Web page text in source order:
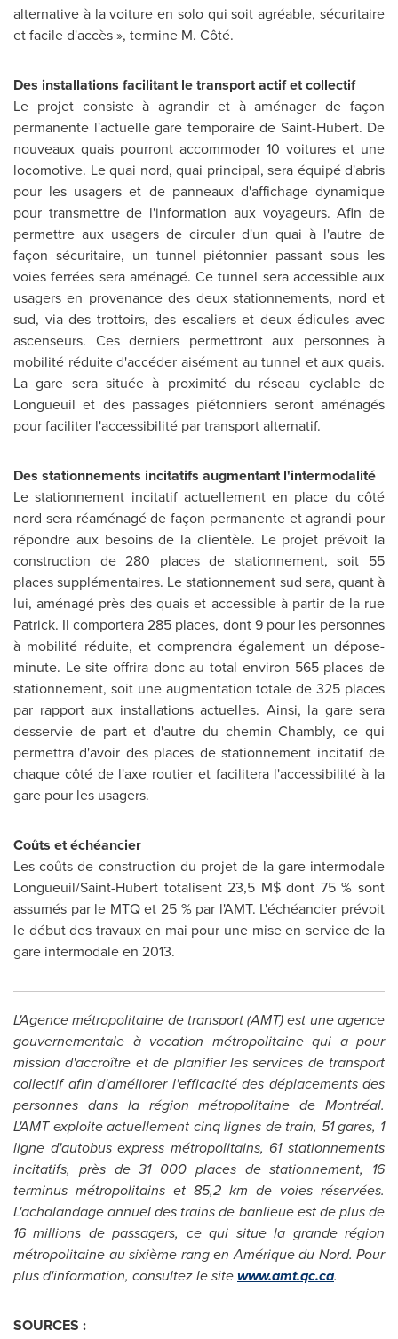
alternative à la voiture en solo qui soit agréable, sécuritaire
et facile d'accès », termine M. Côté.
Des installations facilitant le transport actif et collectif
Le projet consiste à agrandir et à aménager de façon
permanente l'actuelle gare temporaire de Saint-Hubert. De
nouveaux quais pourront accommoder 10 voitures et une
locomotive. Le quai nord, quai principal, sera équipé d'abris
pour les usagers et de panneaux d'affichage dynamique
pour transmettre de l'information aux voyageurs. Afin de
permettre aux usagers de circuler d'un quai à l'autre de
façon sécuritaire, un tunnel piétonnier passant sous les
voies ferrées sera aménagé. Ce tunnel sera accessible aux
usagers en provenance des deux stationnements, nord et
sud, via des trottoirs, des escaliers et deux édicules avec
ascenseurs. Ces derniers permettront aux personnes à
mobilité réduite d'accéder aisément au tunnel et aux quais.
La gare sera située à proximité du réseau cyclable de
Longueuil et des passages piétonniers seront aménagés
pour faciliter l'accessibilité par transport alternatif.
Des stationnements incitatifs augmentant l'intermodalité
Le stationnement incitatif actuellement en place du côté
nord sera réaménagé de façon permanente et agrandi pour
répondre aux besoins de la clientèle. Le projet prévoit la
construction de 280 places de stationnement, soit 55
places supplémentaires. Le stationnement sud sera, quant à
lui, aménagé près des quais et accessible à partir de la rue
Patrick. Il comportera 285 places, dont 9 pour les personnes
à mobilité réduite, et comprendra également un dépose-
minute. Le site offrira donc au total environ 565 places de
stationnement, soit une augmentation totale de 325 places
par rapport aux installations actuelles. Ainsi, la gare sera
desservie de part et d'autre du chemin Chambly, ce qui
permettra d'avoir des places de stationnement incitatif de
chaque côté de l'axe routier et facilitera l'accessibilité à la
gare pour les usagers.
Coûts et échéancier
Les coûts de construction du projet de la gare intermodale
Longueuil/Saint-Hubert totalisent 23,5 M$ dont 75 % sont
assumés par le MTQ et 25 % par l'AMT. L'échéancier prévoit
le début des travaux en mai pour une mise en service de la
gare intermodale en 2013.
L'Agence métropolitaine de transport (AMT) est une agence
gouvernementale à vocation métropolitaine qui a pour
mission d'accroître et de planifier les services de transport
collectif afin d'améliorer l'efficacité des déplacements des
personnes dans la région métropolitaine de Montréal.
L'AMT exploite actuellement cinq lignes de train, 51 gares, 1
ligne d'autobus express métropolitains, 61 stationnements
incitatifs, près de 31 000 places de stationnement, 16
terminus métropolitains et 85,2 km de voies réservées.
L'achalandage annuel des trains de banlieue est de plus de
16 millions de passagers, ce qui situe la grande région
métropolitaine au sixième rang en Amérique du Nord. Pour
plus d'information, consultez le sitewww.amt.qc.ca.
SOURCES :